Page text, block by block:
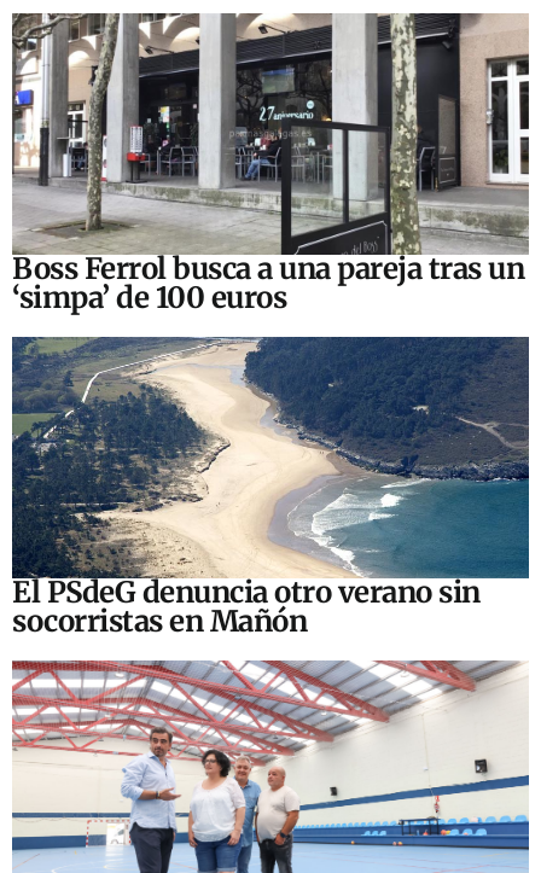
Boss Ferrol busca a una pareja tras un
‘simpa’ de 100 euros
El PSdeG denuncia otro verano sin
socorristas en Mañón